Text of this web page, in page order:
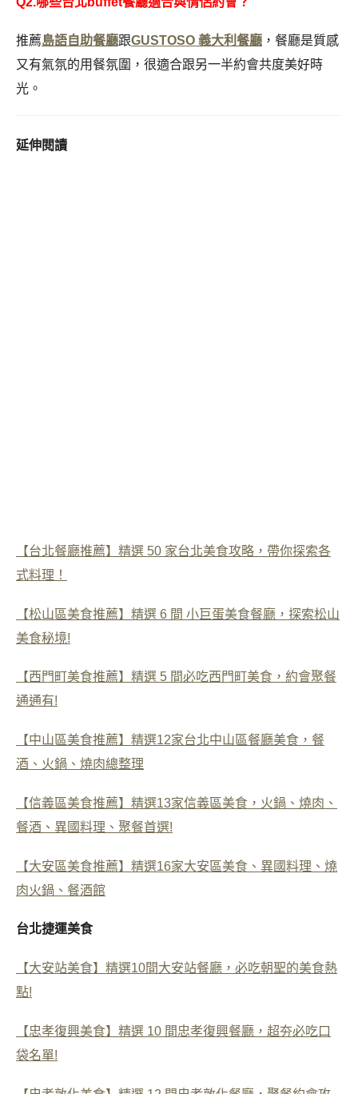
推薦島語自助餐廳跟GUSTOSO 義大利餐廳 ，餐廳是質感
又有氣氛的用餐氛圍，很適合跟另一半約會共度美好時
光。
延伸閱讀
【台北餐廳推薦】精選 50 家台北美食攻略，帶你探索各
式料理！
【松山區美食推薦】精選 6 間 小巨蛋美食餐廳，探索松山
美食秘境!
【西門町美食推薦】精選 5 間必吃西門町美食，約會聚餐
通通有!
【中山區美食推薦】精選12家台北中山區餐廳美食，餐
酒、火鍋、燒肉總整理
【信義區美食推薦】精選13家信義區美食，火鍋、燒肉、
餐酒、異國料理、聚餐首選!
【大安區美食推薦】精選16家大安區美食、異國料理、燒
肉火鍋、餐酒館
台北捷運美食
【大安站美食】精選10間大安站餐廳，必吃朝聖的美食熱
點!
【忠孝復興美食】精選 10 間忠孝復興餐廳，超夯必吃口
袋名單!